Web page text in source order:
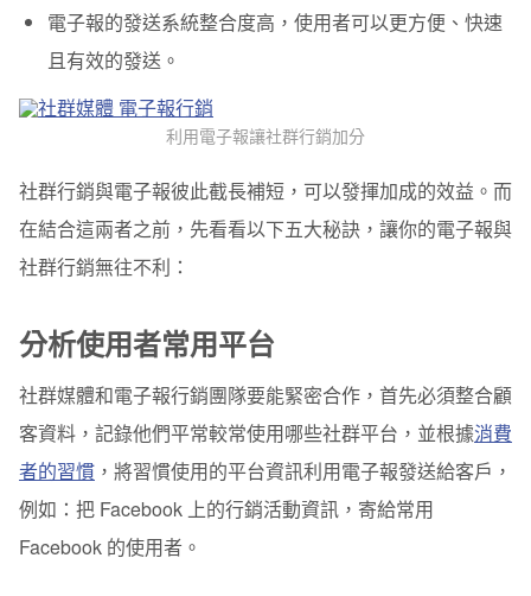
電子報的發送系統整合度高，使用者可以更方便、快速
且有效的發送。
利用電子報讓社群行銷加分
社群行銷與電子報彼此截長補短，可以發揮加成的效益。 而
在結合這兩者之前，先看看以下五大秘訣，讓你的電子報與
社群行銷無往不利：
分析使用者常用平台
社群媒體和電子報行銷團隊要能緊密合作，首先必須整合顧
客資料，記錄他們平常較常使用哪些社群平台，並根據消費
者的習慣 ，將習慣使用的平台資訊利用電子報發送給客戶，
例如：把 Facebook 上的行銷活動資訊，寄給常用
Facebook 的使用者。